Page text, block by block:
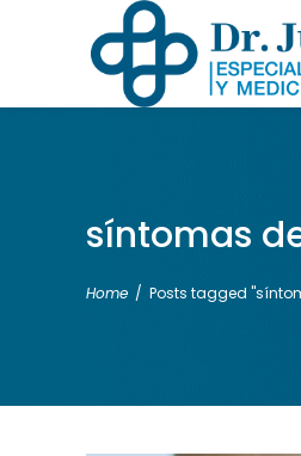
síntomas
Home / Posts tagged